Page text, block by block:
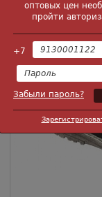
оптовых цен
пройти
+7
Забыли пароль?